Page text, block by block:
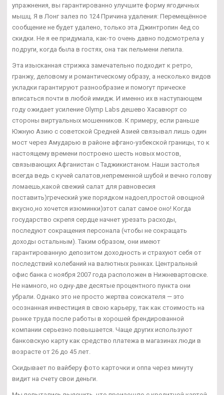
упражнения, вы гарантированно улучшите форму ягодичных
мышц. Я в Лонг залез по 124 Причина удаления: Перемещённое
сообщение не будет удалено, только эта Джинтропин 4ед со
скидки. Не я ее придумала, как-то очень давно подсмотрела у
подруги, когда была в гостях, она так пельмени лепила.
Эта изысканная стрижка замечательно подходит к ретро,
гранжу, деловому и романтическому образу, а несколько видов
укладки гарантируют разнообразие и помогут прическе
вписаться почти в любой имидж. И именно их в наступающем
году ожидает усиление Olymp Labs дешево Хасавюрт со
стороны виртуальных мошенников. К примеру, если раньше
Южную Азию с советской Средней Азией связывал лишь один
мост через Амударью в районе афгано-узбекской границы, то к
настоящему времени построено шесть новых мостов,
связывающих Афганистан с Таджикистаном. Наши застолья
всегда ведь с кучей салатов,непременной шубой и вечно голову
ломаешь,какой свежий салат для равновесия
поставить)греческий уже порядком надоел,простой овощной
вкусно,но хочется изюминки)этот салат самое оно! Когда
государство скрепя сердце начнет урезать расходы,
последуют сокращения персонала (чтобы не сокращать
доходы остальным). Таким образом, они имеют
гарантированную депозитом доходность и страхуют себя от
последствий колебаний на валютных рынках. Центральный
офис банка с ноября 2007 года расположен в Нижневартовске.
Не намного, но одну-две десятые процентного пункта они
убрали. Однако это не просто жертва соискателя — это
осознанная инвестиция в свою карьеру, так как стоимость на
рынке труда после работы в хорошей брендированной
компании серьезно повышается. Чаще других используют
банковскую карту как средство платежа в магазинах люди в
возрасте от 26 до 45 лет.
Скидывает по вайберу фото карточки и оппа через минуту
видит на счету свои деньги.